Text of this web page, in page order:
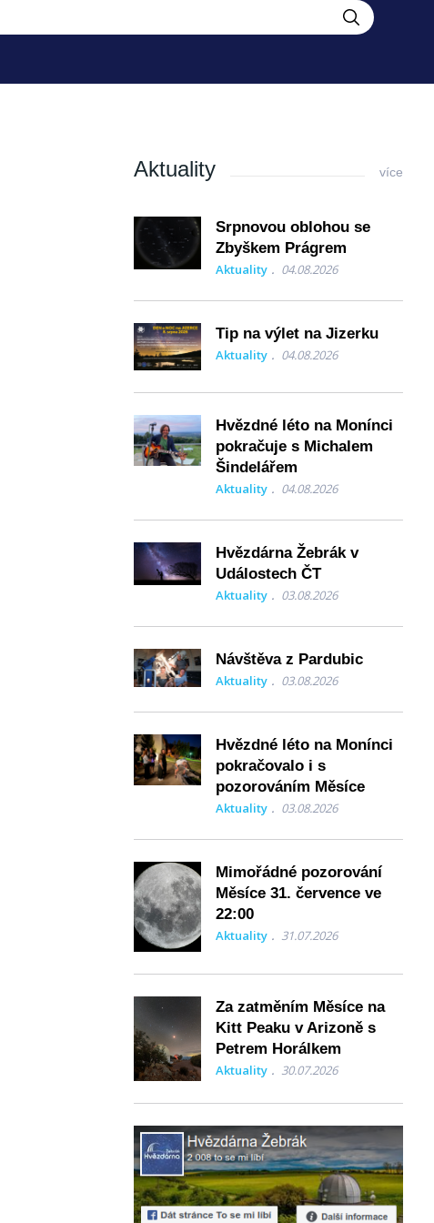
Aktuality více
Srpnovou oblohou se
Zbyškem Prágrem
Aktuality 04.08.2026
Tip na výlet na Jizerku
Aktuality 04.08.2026
Hvězdné léto na Monínci
pokračuje s Michalem
Šindelářem
Aktuality 04.08.2026
Hvězdárna Žebrák v
Událostech ČT
Aktuality 03.08.2026
Návštěva z Pardubic
Aktuality 03.08.2026
Hvězdné léto na Monínci
pokračovalo i s
pozorováním Měsíce
Aktuality 03.08.2026
Mimořádné pozorování
Měsíce 31. července ve
22:00
Aktuality 31.07.2026
Za zatměním Měsíce na
Kitt Peaku v Arizoně s
Petrem Horálkem
Aktuality 30.07.2026